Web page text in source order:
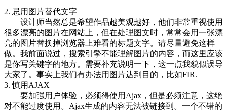
2. 忌用图片替代文字
设计师当然总是希望作品越美观越好，他们非常重视使用
很多漂亮的图片在网站上，但在处理图文时，常常会用一张漂
亮的图片替换掉浏览器上难看的标题文字。请尽量避免这样
做。我前面说过，搜索引擎不能理解图片的内容，而这里应该
是你写关键字的地方。需要补充说明一下，这一点我貌似误导
大家了。事实上我们有办法用图片达到目的，比如FIR.
3. 慎用AJAX
要加强用户体验，必须得使用Ajax，但是必须注意，这绝
对不能过度使用。Ajax生成的内容无法被链接到。一个不错的